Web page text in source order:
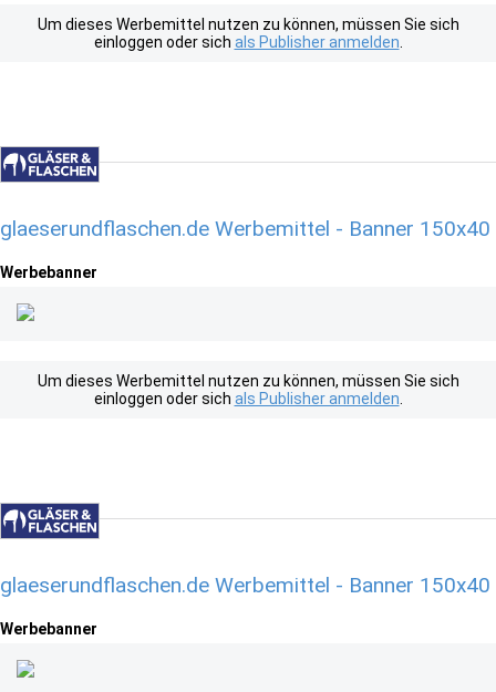
Um dieses Werbemittel nutzen zu können, müssen Sie sich
einloggen oder sich als Publisher anmelden
glaeserundflaschen.de Werbemittel - Banner 150x40
Werbebanner
Um dieses Werbemittel nutzen zu können, müssen Sie sich
einloggen oder sich als Publisher anmelden
glaeserundflaschen.de Werbemittel - Banner 150x40
Werbebanner